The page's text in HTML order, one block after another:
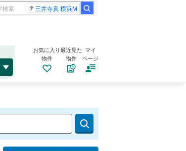
三井寺真 横浜M
お気に入り
物件
最近見た
物件
マイ
ページ